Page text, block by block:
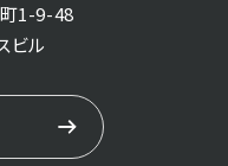
1-9-48
ビル